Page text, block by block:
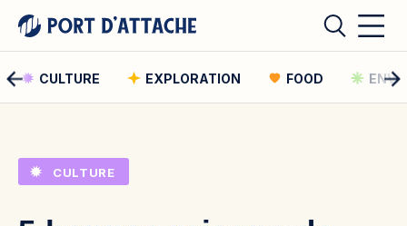
CULTURE EXPLORATION FOOD
Comment pouvons-nous vous aider ?
CULTURE